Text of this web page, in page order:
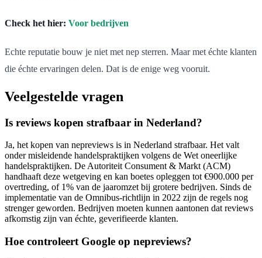
Check het hier: Voor bedrijven
Echte reputatie bouw je niet met nep sterren. Maar met échte klanten
die échte ervaringen delen. Dat is de enige weg vooruit.
Veelgestelde vragen
Is reviews kopen strafbaar in Nederland?
Ja, het kopen van nepreviews is in Nederland strafbaar. Het valt
onder misleidende handelspraktijken volgens de Wet oneerlijke
handelspraktijken. De Autoriteit Consument & Markt (ACM)
handhaaft deze wetgeving en kan boetes opleggen tot €900.000 per
overtreding, of 1% van de jaaromzet bij grotere bedrijven. Sinds de
implementatie van de Omnibus-richtlijn in 2022 zijn de regels nog
strenger geworden. Bedrijven moeten kunnen aantonen dat reviews
afkomstig zijn van échte, geverifieerde klanten.
Hoe controleert Google op nepreviews?